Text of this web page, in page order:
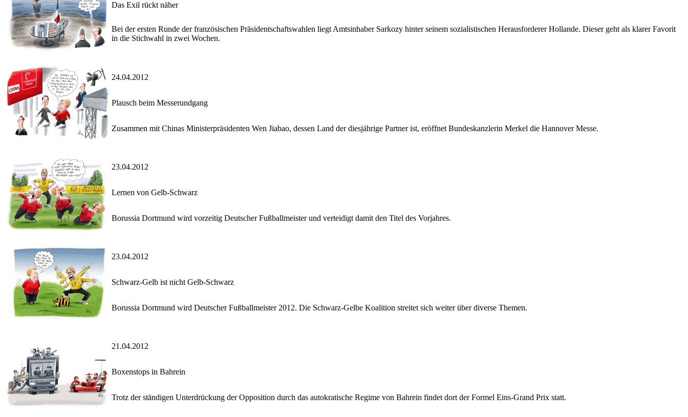
Das Exil rückt näher
Bei der ersten Runde der französischen Präsidentschaftswahlen liegt Amtsinhaber Sarkozy hinter seinem sozialistischen Herausforderer Hollande. Dieser geht als klarer Favorit
in die Stichwahl in zwei Wochen.
24.04.2012
Plausch beim Messerundgang
Zusammen mit Chinas Ministerpräsidenten Wen Jiabao, dessen Land der diesjährige Partner ist, eröffnet Bundeskanzlerin Merkel die Hannover Messe.
23.04.2012
Lernen von Gelb-Schwarz
Borussia Dortmund wird vorzeitig Deutscher Fußballmeister und verteidigt damit den Titel des Vorjahres.
23.04.2012
Schwarz-Gelb ist nicht Gelb-Schwarz
Borussia Dortmund wird Deutscher Fußballmeister 2012. Die Schwarz-Gelbe Koalition streitet sich weiter über diverse Themen.
21.04.2012
Boxenstops in Bahrein
Trotz der ständigen Unterdrückung der Opposition durch das autokratische Regime von Bahrein findet dort der Formel Eins-Grand Prix statt.